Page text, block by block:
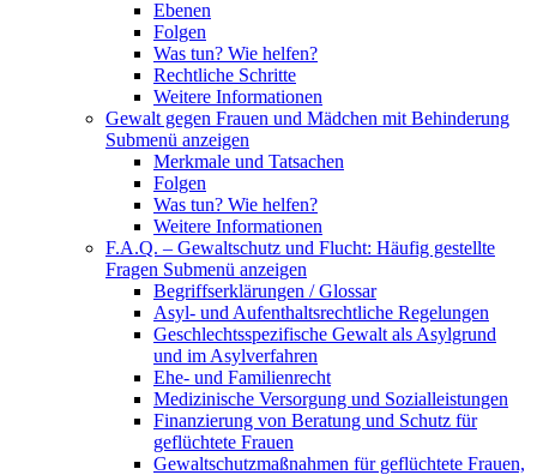
Ebenen
Folgen
Was tun? Wie helfen?
Rechtliche Schritte
Weitere Informationen
Gewalt gegen Frauen und Mädchen mit Behinderung
Submenü anzeigen
Merkmale und Tatsachen
Folgen
Was tun? Wie helfen?
Weitere Informationen
F.A.Q. – Gewaltschutz und Flucht: Häufig gestellte
Fragen Submenü anzeigen
Begriffserklärungen / Glossar
Asyl- und Aufenthaltsrechtliche Regelungen
Geschlechtsspezifische Gewalt als Asylgrund
und im Asylverfahren
Ehe- und Familienrecht
Medizinische Versorgung und Sozialleistungen
Finanzierung von Beratung und Schutz für
geflüchtete Frauen
Gewaltschutzmaßnahmen für geflüchtete Frauen,